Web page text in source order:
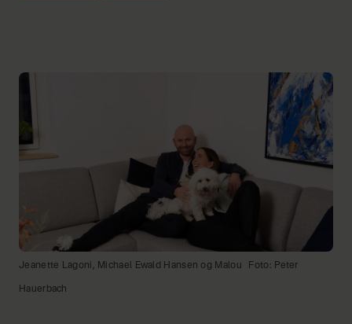
Jeanette Lagoni, Michael Ewald Hansen og Malou Foto: Peter
Hauerbach